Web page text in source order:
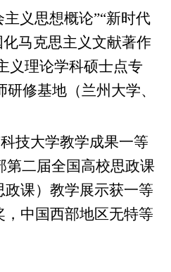
义思想概论”“新时代
马克思主义文献著作
义理论学科硕士点专
修基地（兰州大学、
技大学教学成果一等
第二届全国高校思政课
课）教学展示获一等
中国西部地区无特等